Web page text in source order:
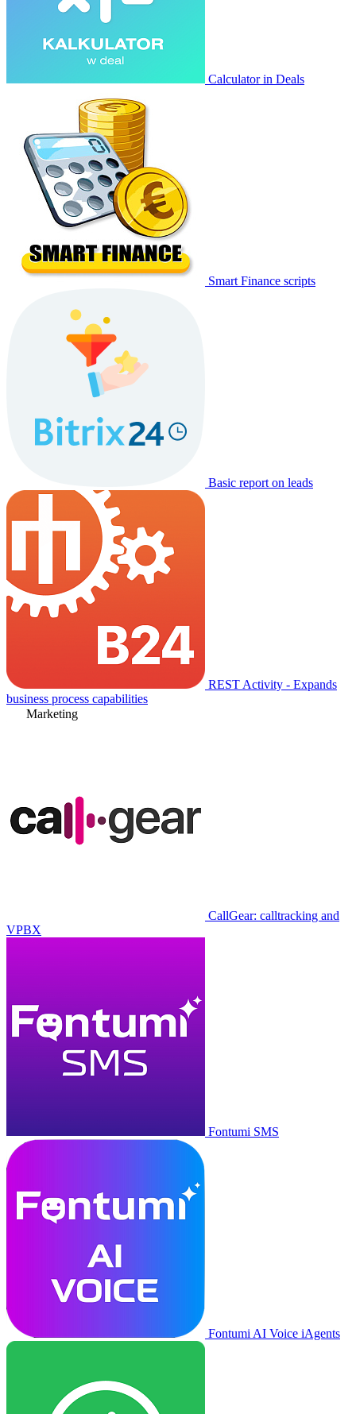
Calculator in Deals
Smart Finance scripts
Basic report on leads
REST Activity - Expands
business process capabilities
Marketing
CallGear: calltracking and
VPBX
Fontumi SMS
Fontumi AI Voice iAgents